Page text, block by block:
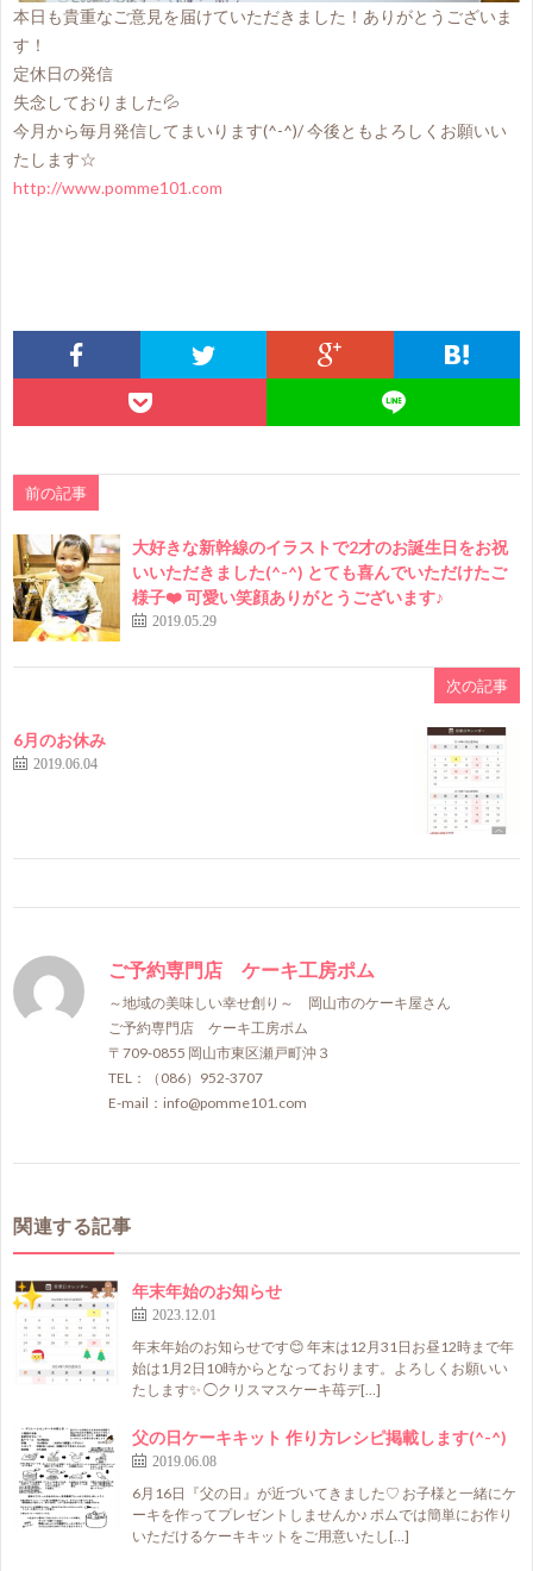
本日も貴重なご意見を届けていただきました！ありがとうございま
す！
定休日の発信
失念しておりました💦
今月から毎月発信してまいります(^-^)/ 今後ともよろしくお願いい
たします☆
http://www.pomme101.com
前の記事
大好きな新幹線のイラストで2才のお誕生日をお祝
いいただきました(^-^) とても喜んでいただけたご
様子❤️ 可愛い笑顔ありがとうございます♪
2019.05.29
次の記事
6月のお休み
2019.06.04
ご予約専門店 ケーキ工房ポム
～地域の美味しい幸せ創り～ 岡山市のケーキ屋さん
ご予約専門店 ケーキ工房ポム
〒709-0855 岡山市東区瀬戸町沖３
TEL：（086）952-3707
E-mail：info@pomme101.com
関連する記事
年末年始のお知らせ
2023.12.01
年末年始のお知らせです😊 年末は12月31日お昼12時まで年
始は1月2日10時からとなっております。よろしくお願いい
たします✨ ◯クリスマスケーキ苺デ[…]
父の日ケーキキット 作り方レシピ掲載します(^-^)
2019.06.08
6月16日『父の日』が近づいてきました♡ お子様と一緒にケ
ーキを作ってプレゼントしませんか♪ ポムでは簡単にお作り
いただけるケーキキットをご用意いたし[…]